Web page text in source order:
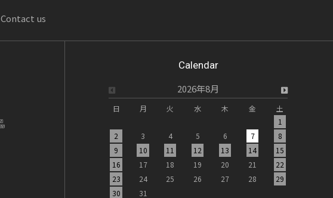
Contact us
Calendar
2026年8月
日 月 火 水 木 金
土
1
2
3 4 5 6 7
8
9
10 11 12 13 14
15
16
17 18 19 20 21
22
23
24 25 26 27 28
29
30
31